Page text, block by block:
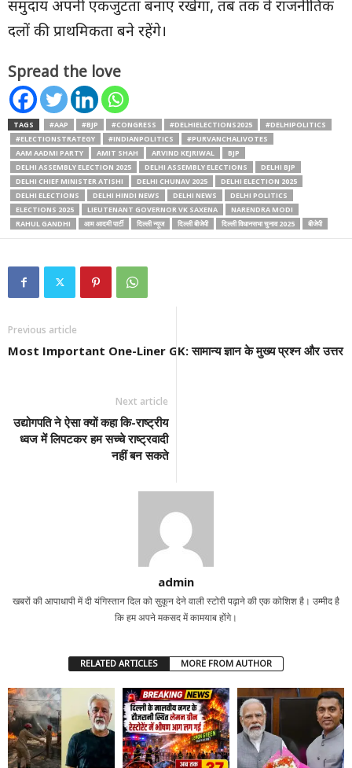
समुदाय अपनी एकजुटता बनाए रखेगा, तब तक वे राजनीतिक
दलों की प्राथमिकता बने रहेंगे।
Spread the love
TAGS #AAP #BJP #CONGRESS #DELHIELECTIONS2025
#DELHIPOLITICS
#ELECTIONSTRATEGY
#INDIANPOLITICS
#PURVANCHALIVOTES
AAM AADMI PARTY
AMIT SHAH ARVIND KEJRIWAL
BJP
DELHI ASSEMBLY ELECTION 2025
DELHI ASSEMBLY ELECTIONS
DELHI BJP
DELHI CHIEF MINISTER ATISHI
DELHI CHUNAV 2025
DELHI ELECTION 2025
DELHI ELECTIONS
DELHI HINDI NEWS DELHI NEWS
DELHI POLITICS
ELECTIONS 2025
LIEUTENANT GOVERNOR VK SAXENA
NARENDRA MODI
RAHUL GANDHI
आम आदमी पार्टी दिल्ली न्यूज दिल्ली बीजेपी दिल्ली विधानसभा चुनाव 2025 बीजेपी
Previous article
Most Important One-Liner GK: सामान्य ज्ञान के मुख्य प्रश्न और उत्तर
Next article
उद्योगपति ने ऐसा क्यों कहा कि-राष्ट्रीय
ध्वज में लिपटकर हम सच्चे राष्ट्रवादी
नहीं बन सकते
admin
खबरों की आपाधापी में दी यंगिस्तान दिल को सुकून देने वाली स्टोरी पढ़ाने की एक कोशिश है। उम्मीद है
कि हम अपने मकसद में कामयाब होंगे।
RELATED ARTICLES MORE FROM AUTHOR